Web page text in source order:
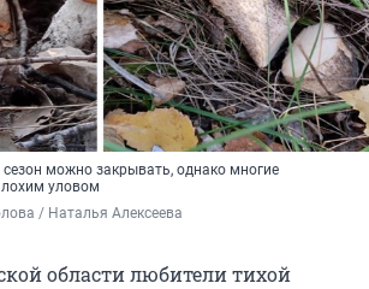
сезон можно закрывать, однако многие
уловом
/ Наталья Алексеева
области любители тихой